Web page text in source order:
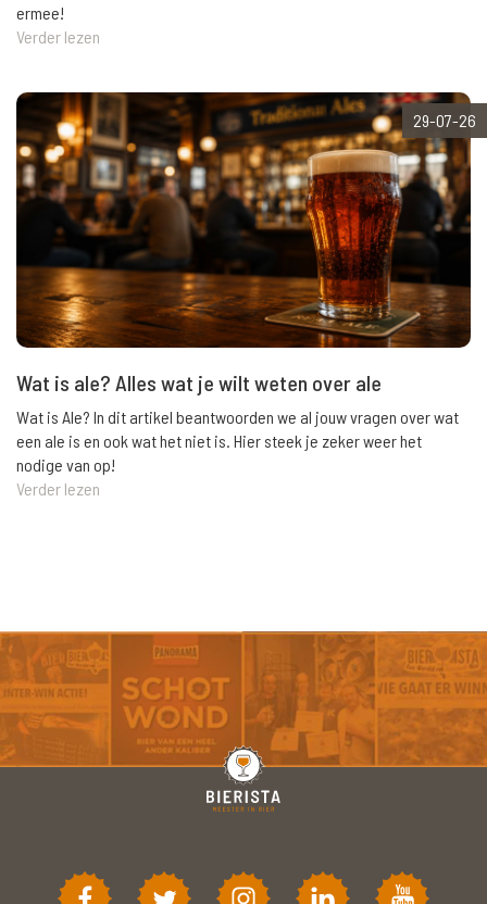
ermee!
Verder lezen
29-07-26
Wat is ale? Alles wat je wilt weten over ale
Wat is Ale? In dit artikel beantwoorden we al jouw vragen over wat
een ale is en ook wat het niet is. Hier steek je zeker weer het
nodige van op!
Verder lezen